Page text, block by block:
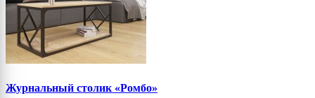
Журнальный столик «Ромбо»